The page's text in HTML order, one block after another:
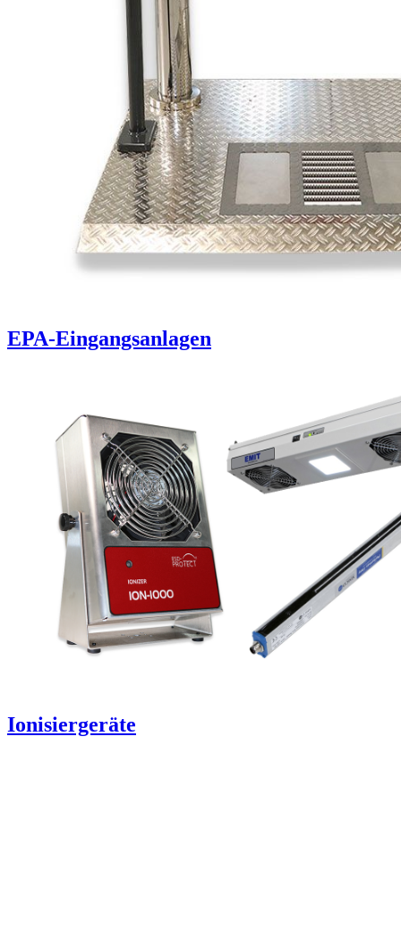
EPA-Eingangsanlagen
Ionisiergeräte